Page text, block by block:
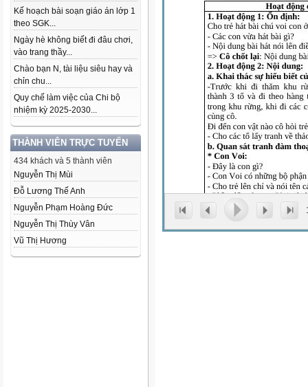
Kế hoạch bài soạn giáo án lớp 1
theo SGK...
Ngày hè không biết đi đâu chơi,
vào trang thầy...
Chào bạn N, tài liệu siêu hay và
chỉn chu...
Quy chế làm việc của Chi bộ
nhiệm kỳ 2025-2030...
THÀNH VIÊN TRỰC TUYẾN
434 khách và 5 thành viên
Nguyễn Thị Mùi
Đỗ Lương Thế Anh
Nguyễn Phạm Hoàng Đức
Nguyễn Thị Thùy Vân
Vũ Thị Hương